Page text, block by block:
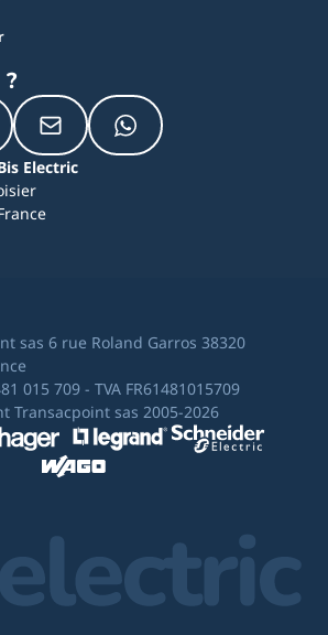
Electric
sas 6 rue Roland Garros 38320
015 709 - TVA FR61481015709
Transacpoint sas 2005-2026